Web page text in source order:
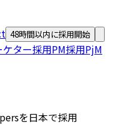
48時間以内に採用開始
ケター採用PM採用PjM
を日本で採用